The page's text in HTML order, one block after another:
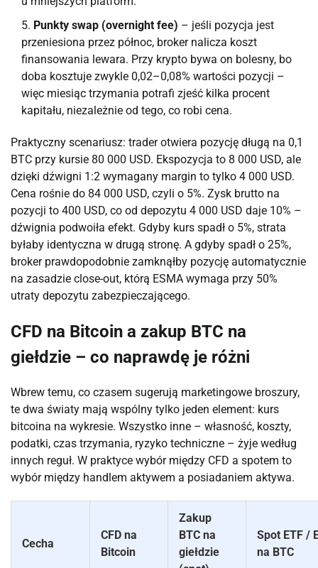
Punkty swap (overnight fee) – jeśli pozycja jest
przeniesiona przez północ, broker nalicza koszt
finansowania lewara. Przy krypto bywa on bolesny, bo
doba kosztuje zwykle 0,02–0,08% wartości pozycji –
więc miesiąc trzymania potrafi zjeść kilka procent
kapitału, niezależnie od tego, co robi cena.
Praktyczny scenariusz: trader otwiera pozycję długą na 0,1
BTC przy kursie 80 000 USD. Ekspozycja to 8 000 USD, ale
dzięki dźwigni 1:2 wymagany margin to tylko 4 000 USD.
Cena rośnie do 84 000 USD, czyli o 5%. Zysk brutto na
pozycji to 400 USD, co od depozytu 4 000 USD daje 10% –
dźwignia podwoiła efekt. Gdyby kurs spadł o 5%, strata
byłaby identyczna w drugą stronę. A gdyby spadł o 25%,
broker prawdopodobnie zamknąłby pozycję automatycznie
na zasadzie close-out, którą ESMA wymaga przy 50%
utraty depozytu zabezpieczającego.
CFD na Bitcoin a zakup BTC na
giełdzie – co naprawdę je różni
Wbrew temu, co czasem sugerują marketingowe broszury,
te dwa światy mają wspólny tylko jeden element: kurs
bitcoina na wykresie. Wszystko inne – własność, koszty,
podatki, czas trzymania, ryzyko techniczne – żyje według
innych reguł. W praktyce wybór między CFD a spotem to
wybór między handlem aktywem a posiadaniem aktywa.
Cecha
CFD na
Bitcoin
Zakup
BTC na
giełdzie
Spot ETF /
na BTC